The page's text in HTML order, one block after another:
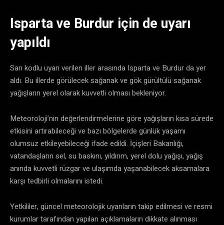
Isparta ve Burdur için de uyarı
yapıldı
Sarı kodlu uyarı verilen iller arasında Isparta ve Burdur da yer
aldı. Bu illerde görülecek sağanak ve gök gürültülü sağanak
yağışların yerel olarak kuvvetli olması bekleniyor.
Meteoroloji’nin değerlendirmelerine göre yağışların kısa sürede
etkisini artırabileceği ve bazı bölgelerde günlük yaşamı
olumsuz etkileyebileceği ifade edildi. İçişleri Bakanlığı,
vatandaşların sel, su baskını, yıldırım, yerel dolu yağışı, yağış
anında kuvvetli rüzgar ve ulaşımda yaşanabilecek aksamalara
karşı tedbirli olmalarını istedi.
Yetkililer, güncel meteorolojik uyarıların takip edilmesi ve resmi
kurumlar tarafından yapılan açıklamaların dikkate alınması